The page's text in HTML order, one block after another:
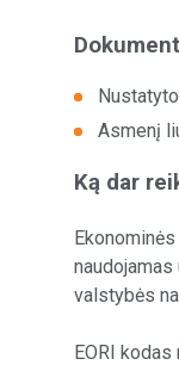
Asmenį
Ką dar
valstybės
EORI